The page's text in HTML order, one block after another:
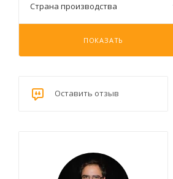
Страна производства
ПОКАЗАТЬ
Оставить отзыв